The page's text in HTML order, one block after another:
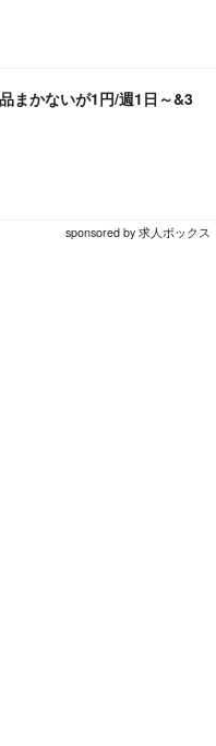
まかないが1円/週1日～&3
sponsored by 求人ボックス